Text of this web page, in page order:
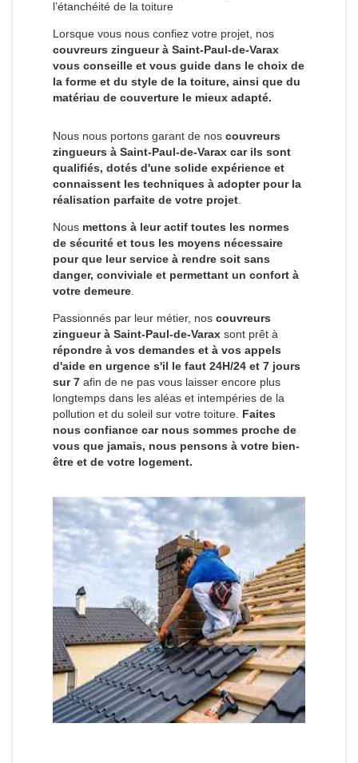
l’étanchéité de la toiture
Lorsque vous nous confiez votre projet, nos
couvreurs zingueur à Saint-Paul-de-Varax
vous conseille et vous guide dans le choix de
la forme et du style de la toiture, ainsi que du
matériau de couverture le mieux adapté.
Nous nous portons garant de nos couvreurs
zingueurs à Saint-Paul-de-Varax car ils sont
qualifiés, dotés d'une solide expérience et
connaissent les techniques à adopter pour la
réalisation parfaite de votre projet
Nous mettons à leur actif toutes les normes
de sécurité et tous les moyens nécessaire
pour que leur service à rendre soit sans
danger, conviviale et permettant un confort à
votre demeure
Passionnés par leur métier, nos couvreurs
zingueur à Saint-Paul-de-Varax sont prêt à
répondre à vos demandes et à vos appels
d'aide en urgence s'il le faut 24H/24 et 7 jours
sur 7 afin de ne pas vous laisser encore plus
longtemps dans les aléas et intempéries de la
pollution et du soleil sur votre toiture. Faites
nous confiance car nous sommes proche de
vous que jamais, nous pensons à votre bien-
être et de votre logement.